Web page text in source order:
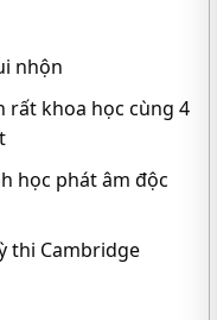
nhộn
rất khoa học cùng 4
học phát âm độc
thi Cambridge